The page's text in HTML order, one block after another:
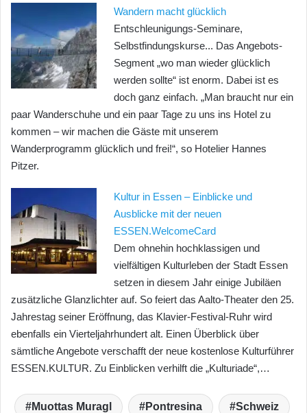
Wandern macht glücklich
Entschleunigungs-Seminare,
Selbstfindungskurse... Das Angebots-
Segment „wo man wieder glücklich
werden sollte“ ist enorm. Dabei ist es
doch ganz einfach. „Man braucht nur ein
paar Wanderschuhe und ein paar Tage zu uns ins Hotel zu
kommen – wir machen die Gäste mit unserem
Wanderprogramm glücklich und frei!“, so Hotelier Hannes
Pitzer.
Kultur in Essen – Einblicke und
Ausblicke mit der neuen
ESSEN.WelcomeCard
Dem ohnehin hochklassigen und
vielfältigen Kulturleben der Stadt Essen
setzen in diesem Jahr einige Jubiläen
zusätzliche Glanzlichter auf. So feiert das Aalto-Theater den 25.
Jahrestag seiner Eröffnung, das Klavier-Festival-Ruhr wird
ebenfalls ein Vierteljahrhundert alt. Einen Überblick über
sämtliche Angebote verschafft der neue kostenlose Kulturführer
ESSEN.KULTUR. Zu Einblicken verhilft die „Kulturiade“,…
Muottas Muragl Pontresina Schweiz